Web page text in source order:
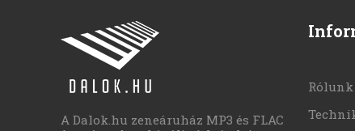
A Dalok.hu zeneáruház MP3 és FLAC
Rólunk